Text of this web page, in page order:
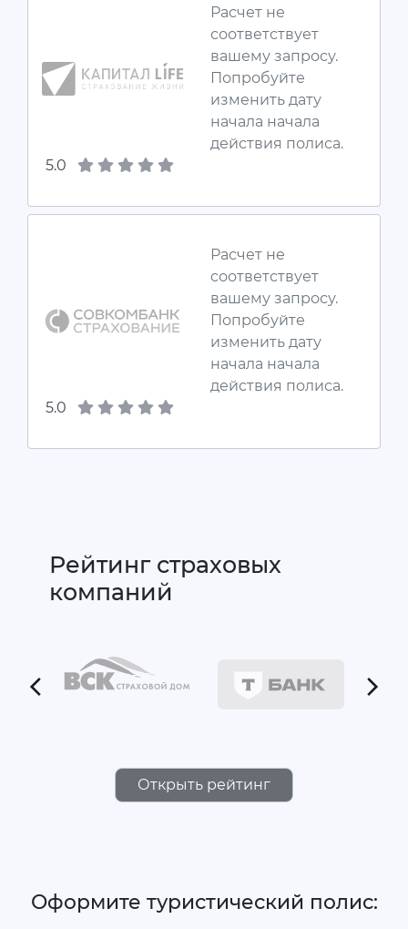
Расчет не
соответствует
вашему запросу.
Попробуйте
изменить дату
начала начала
действия полиса.
5.0
Расчет не
соответствует
вашему запросу.
Попробуйте
изменить дату
начала начала
действия полиса.
5.0
Рейтинг страховых
компаний
Открыть рейтинг
Оформите туристический полис: